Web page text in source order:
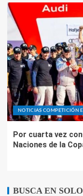
NOTICIAS COMPETICIÓN
Por cuarta vez
Naciones de la
BUSCA EN